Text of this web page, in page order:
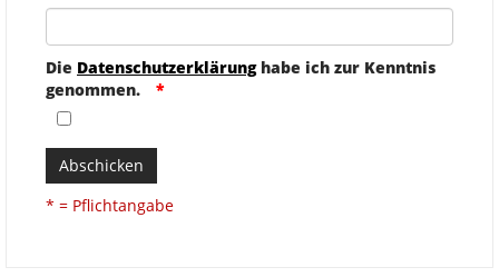
Die Datenschutzerklärunghabe ich zur Kenntnis
genommen.
Abschicken
* = Pflichtangabe